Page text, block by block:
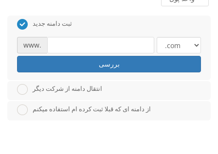
ثبت دامنه جدید
www.
بررسی
انتقال دامنه از شرکت دیگر
از دامنه ای که قبلا ثبت کرده ام استفاده میکنم